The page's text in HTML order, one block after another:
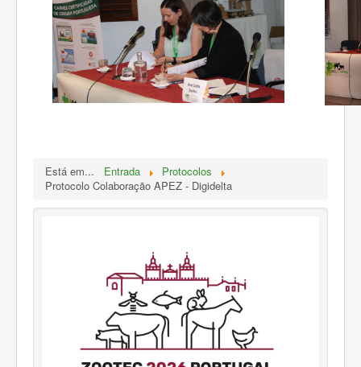
Está em... Entrada
Protocolos
Protocolo Colaboração APEZ - Digidelta